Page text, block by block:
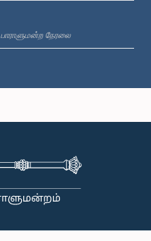
பாராளுமன்ற நேரலை